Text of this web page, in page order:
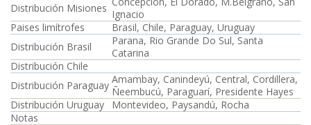
Distribución Misiones Ignacio
Paises limítrofes
Brasil, Chile, Paraguay, Uruguay
Distribución Brasil
Parana, Rio Grande Do Sul, Santa
Catarina
Distribución Chile
Distribución Paraguay Amambay, Canindeyú, Central, Cordillera,
Ñeembucú, Paraguarí, Presidente Hayes
Distribución Uruguay
Montevideo, Paysandú, Rocha
Notas